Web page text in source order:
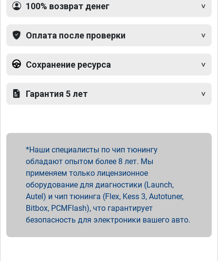
100% возврат денег
Оплата после проверки
Сохранение ресурса
Гарантия 5 лет
Наши специалисты по чип тюнингу
обладают опытом более 8 лет. Мы
применяем только лицензионное
оборудование для диагностики (Launch,
Autel) и чип тюнинга (Flex, Kess 3, Autotuner,
Bitbox, PCMFlash), что гарантирует
безопасность для электроники вашего авто.